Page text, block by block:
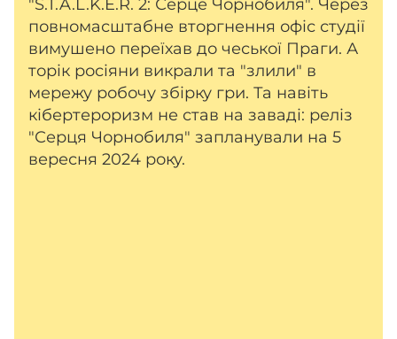
"S.T.A.L.K.E.R. 2: Серце Чорнобиля". Через
повномасштабне вторгнення офіс студії
вимушено переїхав до чеської Праги. А
торік росіяни викрали та "злили" в
мережу робочу збірку гри. Та навіть
кібертероризм не став на заваді: реліз
"Серця Чорнобиля" запланували на 5
вересня 2024 року.